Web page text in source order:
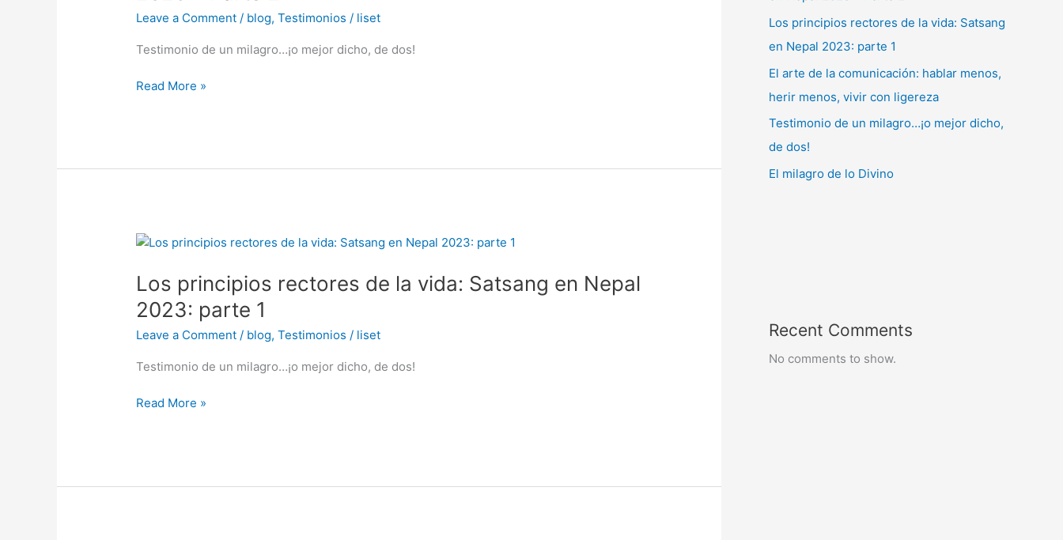
Leave a Comment / blog,Testimonios / liset
Testimonio de un milagro…¡o mejor dicho, de dos!
vida:
en
2023
Read More »
Los principios rectores de la vida: Satsang en Nepal
2023: parte 1
Leave a Comment / blog,Testimonios / liset
Testimonio de un milagro…¡o mejor dicho, de dos!
Los
rectores
la
vida:
en
2023:
Read More »
Los principios rectores de la vida: Satsang
en Nepal 2023: parte 1
El arte de la comunicación: hablar menos,
herir menos, vivir con ligereza
Testimonio de un milagro…¡o mejor dicho,
de dos!
El milagro de lo Divino
Recent Comments
No comments to show.